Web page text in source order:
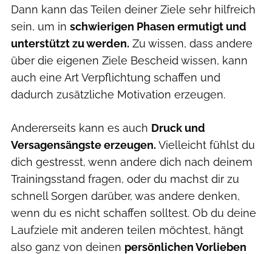
Dann kann das Teilen deiner Ziele sehr hilfreich
sein, um in schwierigen Phasen ermutigt und
unterstützt zu werden. Zu wissen, dass andere
über die eigenen Ziele Bescheid wissen, kann
auch eine Art Verpflichtung schaffen und
dadurch zusätzliche Motivation erzeugen.
Andererseits kann es auch Druck und
Versagensängste erzeugen. Vielleicht fühlst du
dich gestresst, wenn andere dich nach deinem
Trainingsstand fragen, oder du machst dir zu
schnell Sorgen darüber, was andere denken,
wenn du es nicht schaffen solltest. Ob du deine
Laufziele mit anderen teilen möchtest, hängt
also ganz von deinen persönlichen Vorlieben